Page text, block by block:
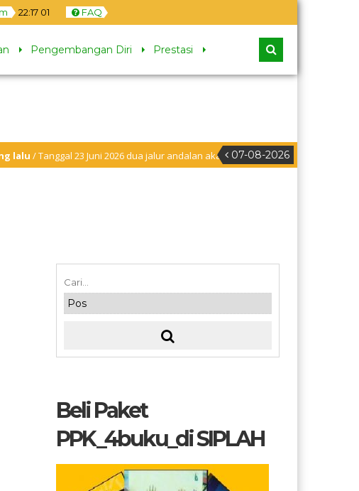
22:17 02 FAQ
Pengembangan Diri Prestasi
07-08-2026
23 Juni 2026 dua jalur andalan akan dimulai yaitu jalur prestasi dan jalur
Beli Paket
PPK_4buku_di SIPLAH